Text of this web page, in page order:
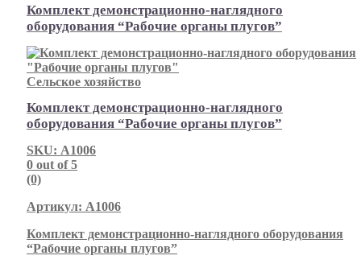
Комплект демонстрационно-наглядного
оборудования “Рабочие органы плугов”
Сельское хозяйство
Комплект демонстрационно-наглядного
оборудования “Рабочие органы плугов”
SKU: А1006
0 out of 5
(0)
Артикул: А1006
Комплект демонстрационно-наглядного оборудования
“Рабочие органы плугов”